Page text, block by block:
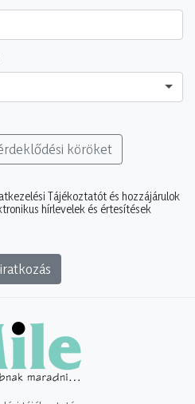
köröket
Tájékoztatót és hozzájárulok
hírlevelek és értesítések